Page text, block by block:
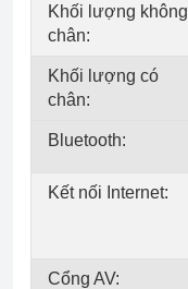
Khối lượng không
chân:
Khối lượng có
chân:
Bluetooth:
Kết nối Internet:
Cổng AV: